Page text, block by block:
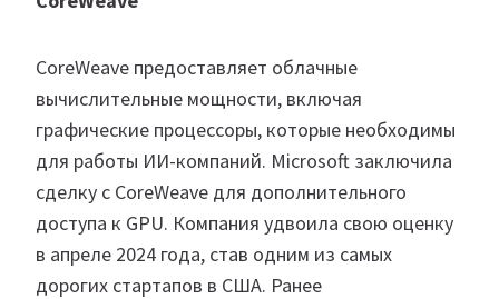
CoreWeave предоставляет облачные
вычислительные мощности, включая
графические процессоры, которые необходимы
для работы ИИ-компаний. Microsoft заключила
сделку с CoreWeave для дополнительного
доступа к GPU. Компания удвоила свою оценку
в апреле 2024 года, став одним из самых
дорогих стартапов в США. Ранее